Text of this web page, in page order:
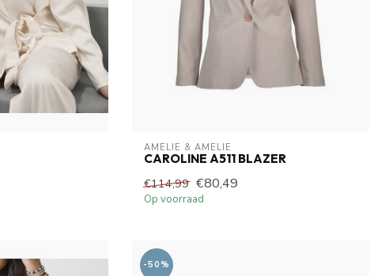
AMELIE & AMELIE
CAROLINE A511 BLAZER
€114,99 €80,49
Op voorraad
-50%